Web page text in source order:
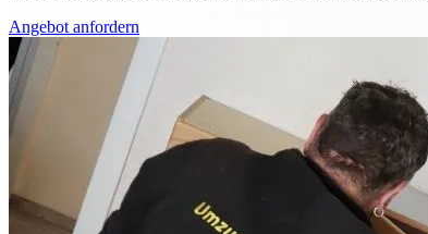
Angebot anfordern